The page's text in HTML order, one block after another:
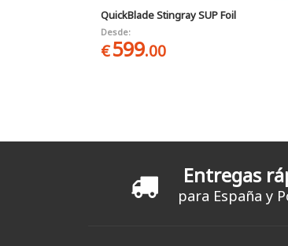
QuickBlade Stingray SUP Foil
Desde:
€599.00
Entregas
para España y